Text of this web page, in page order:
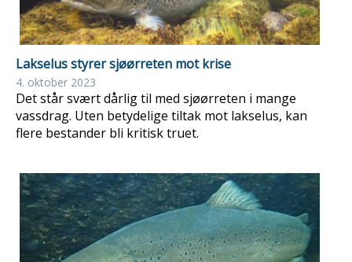
Lakselus styrer sjøørreten mot krise
4. oktober 2023
Det står svært dårlig til med sjøørreten i mange
vassdrag. Uten betydelige tiltak mot lakselus, kan
flere bestander bli kritisk truet.